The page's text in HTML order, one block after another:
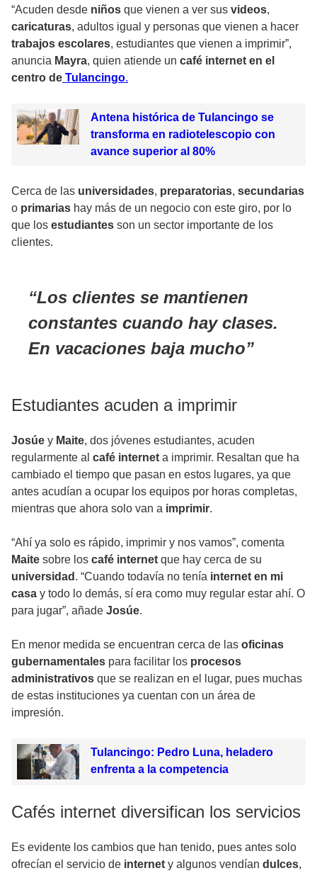
“Acuden desde niños que vienen a ver sus videos,
caricaturas, adultos igual y personas que vienen a hacer
trabajos escolares, estudiantes que vienen a imprimir”,
anuncia Mayra, quien atiende un café internet en el
centro de Tulancingo.
Antena histórica de Tulancingo se
transforma en radiotelescopio con
avance superior al 80%
Cerca de las universidades, preparatorias, secundarias
o primarias hay más de un negocio con este giro, por lo
que los estudiantes son un sector importante de los
clientes.
Los clientes se mantienen
constantes cuando hay clases.
En vacaciones baja mucho
Estudiantes acuden a imprimir
Josúe y Maite, dos jóvenes estudiantes, acuden
regularmente al café internet a imprimir. Resaltan que ha
cambiado el tiempo que pasan en estos lugares, ya que
antes acudían a ocupar los equipos por horas completas,
mientras que ahora solo van a imprimir.
“Ahí ya solo es rápido, imprimir y nos vamos”, comenta
Maite sobre los café internet que hay cerca de su
universidad . “Cuando todavía no tenía internet en mi
casa y todo lo demás, sí era como muy regular estar ahí. O
para jugar”, añade Josúe.
En menor medida se encuentran cerca de las oficinas
gubernamentales para facilitar los procesos
administrativos que se realizan en el lugar, pues muchas
de estas instituciones ya cuentan con un área de
impresión.
Tulancingo: Pedro Luna, heladero
enfrenta a la competencia
Cafés internet diversifican los servicios
Es evidente los cambios que han tenido, pues antes solo
ofrecían el servicio de internet y algunos vendían dulces,